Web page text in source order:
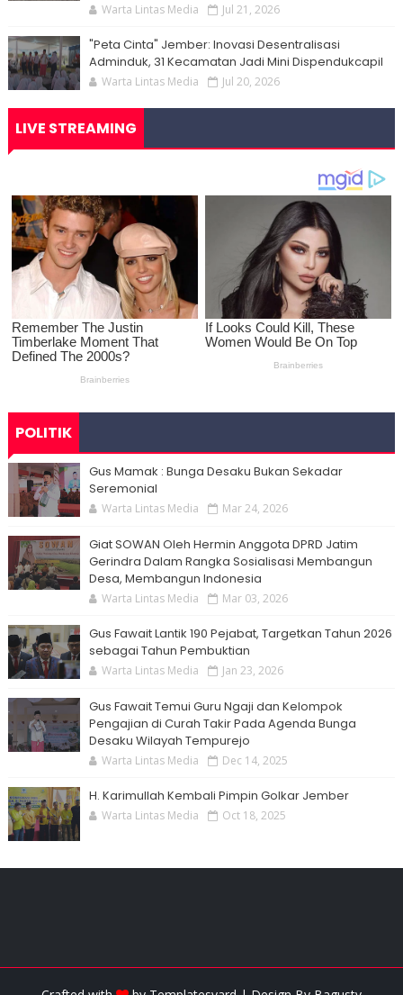
Warta Lintas Media Jul 21, 2026
"Peta Cinta" Jember: Inovasi Desentralisasi
Adminduk, 31 Kecamatan Jadi Mini Dispendukcapil
Warta Lintas Media Jul 20, 2026
LIVE STREAMING
POLITIK
Gus Mamak : Bunga Desaku Bukan Sekadar
Seremonial
Warta Lintas Media Mar 24, 2026
Giat SOWAN Oleh Hermin Anggota DPRD Jatim
Gerindra Dalam Rangka Sosialisasi Membangun
Desa, Membangun Indonesia
Warta Lintas Media Mar 03, 2026
Gus Fawait Lantik 190 Pejabat, Targetkan Tahun 2026
sebagai Tahun Pembuktian
Warta Lintas Media Jan 23, 2026
Gus Fawait Temui Guru Ngaji dan Kelompok
Pengajian di Curah Takir Pada Agenda Bunga
Desaku Wilayah Tempurejo
Warta Lintas Media Dec 14, 2025
H. Karimullah Kembali Pimpin Golkar Jember
Warta Lintas Media Oct 18, 2025